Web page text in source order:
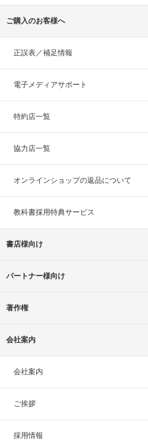
ご購入のお客様へ
正誤表／補足情報
電子メディアサポート
特約店一覧
協力店一覧
オンラインショップの返品について
教科書採用特典サービス
書店様向け
パートナー様向け
著作権
会社案内
会社案内
ご挨拶
採用情報